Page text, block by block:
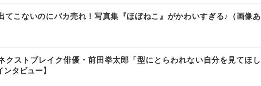
てこないのにバカ売れ！写真集『ほぼねこ』がかわいすぎる♪（画像あ
クストブレイク俳優・前田拳太郎「型にとらわれない自分を見てほし
ンタビュー】